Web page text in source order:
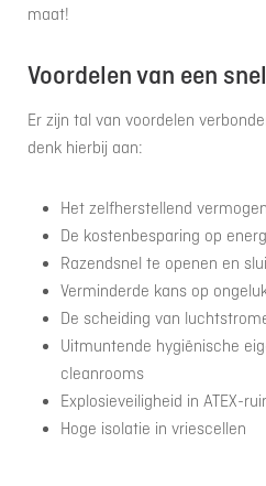
maat!
Voordelen van een
Er zijn tal van voordelen
denk hierbij aan:
Het zelfherstellend vermogen
De kostenbesparing op
Razendsnel te openen en
Verminderde kans op
De scheiding van
Uitmuntende hygiënische
cleanrooms
Explosieveiligheid in ATEX-
Hoge isolatie in vriescellen